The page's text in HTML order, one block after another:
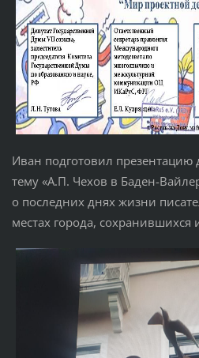
Иван подготовил презентацию
тему «А.П. Чехов в Баден-
о последних днях жизни
местах города, сохранившихся